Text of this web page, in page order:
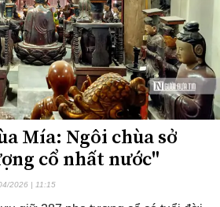
Mía: Ngôi chùa sở
cổ nhất nước"
2026 | 11:15